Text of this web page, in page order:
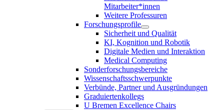
Mitarbeiter*innen
Weitere Professuren
Forschungsprofile
Sicherheit und Qualität
KI, Kognition und Robotik
Digitale Medien und Interaktion
Medical Computing
Sonderforschungsbereiche
Wissenschaftsschwerpunkte
Verbünde, Partner und Ausgründungen
Graduiertenkollegs
U Bremen Excellence Chairs